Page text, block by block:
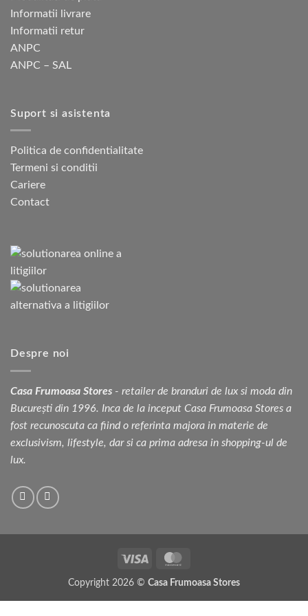
Informatii livrare
Informatii retur
ANPC
ANPC – SAL
Suport si asistenta
Politica de confidentialitate
Termeni si conditii
Cariere
Contact
Despre noi
Casa Frumoasa Stores - retailer de branduri de lux si moda din
București din 1996. Inca de la inceput Casa Frumoasa Stores a
fost recunoscuta ca fiind o referinta majora in materie de
exclusivism, lifestyle, dar si ca prima adresa in shopping-ul de
lux.
Visa
Copyright 2026 © Casa Frumoasa Stores